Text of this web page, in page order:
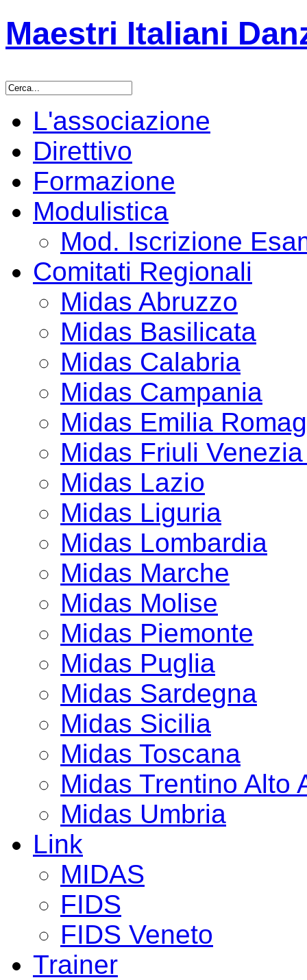
Maestri Italiani
L'associazione
Direttivo
Formazione
Modulistica
Mod. Iscrizione
Comitati Regionali
Midas Abruzzo
Midas Basilicata
Midas Calabria
Midas Campania
Midas Emilia
Midas Friuli
Midas Lazio
Midas Liguria
Midas Lombardia
Midas Marche
Midas Molise
Midas Piemonte
Midas Puglia
Midas Sardegna
Midas Sicilia
Midas Toscana
Midas Trentino Alto
Midas Umbria
Link
MIDAS
FIDS
FIDS Veneto
Trainer